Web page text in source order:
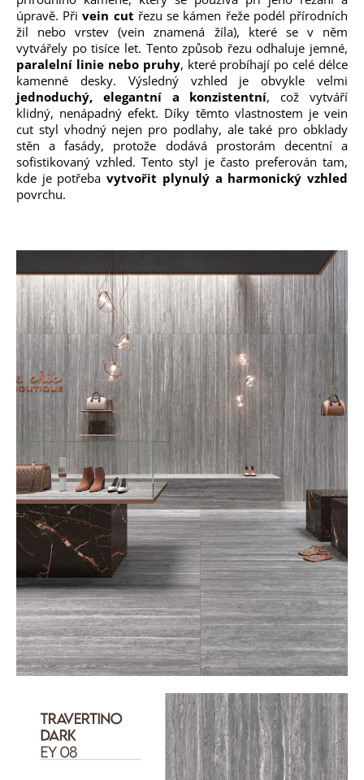
úpravě. Přivein cut řezu se kámen řeže podél přírodních
žil nebo vrstev (vein znamená žíla), které se v něm
vytvářely po tisíce let. Tento způsob řezu odhaluje jemné,
paralelní linie nebo pruhy, které probíhají po celé délce
kamenné desky. Výsledný vzhled je obvykle velmi
jednoduchý, elegantní a konzistentní, což vytváří
klidný, nenápadný efekt. Díky těmto vlastnostem je vein
cut styl vhodný nejen pro podlahy, ale také pro obklady
stěn a fasády, protože dodává prostorám decentní a
sofistikovaný vzhled. Tento styl je často preferován tam,
kde je potřebavytvořit plynulý a harmonický vzhled
povrchu.